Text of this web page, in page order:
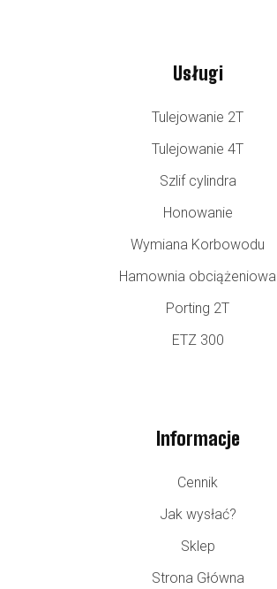
Usługi
Tulejowanie 2T
Tulejowanie 4T
Szlif cylindra
Honowanie
Wymiana Korbowodu
Hamownia obciążeniowa
Porting 2T
ETZ 300
Informacje
Cennik
Jak wysłać?
Sklep
Strona Główna